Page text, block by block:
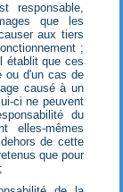
responsable,
que les
aux tiers
;
établit que ces
ou d'un cas de
causé à un
ci ne peuvent
du
elles-mêmes
de cette
que pour